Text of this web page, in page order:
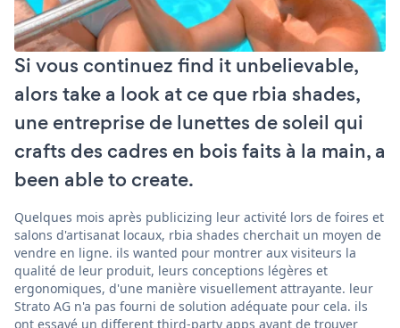
Si vous continuez find it unbelievable,
alors take a look at ce que rbia shades,
une entreprise de lunettes de soleil qui
crafts des cadres en bois faits à la main, a
been able to create.
Quelques mois après publicizing leur activité lors de foires et
salons d'artisanat locaux, rbia shades cherchait un moyen de
vendre en ligne. ils wanted pour montrer aux visiteurs la
qualité de leur produit, leurs conceptions légères et
ergonomiques, d'une manière visuellement attrayante. leur
Strato AG n'a pas fourni de solution adéquate pour cela. ils
ont essayé un different third-party apps avant de trouver